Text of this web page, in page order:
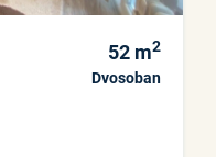
52 m2
Dvosoban